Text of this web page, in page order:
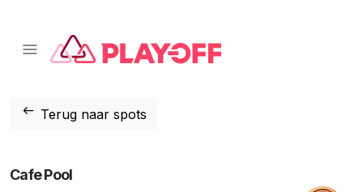
arrow_left_alt Terug naar spots
Cafe Pool